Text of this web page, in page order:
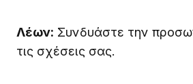
Λέων: Συνδυάστε την
τις σχέσεις σας.